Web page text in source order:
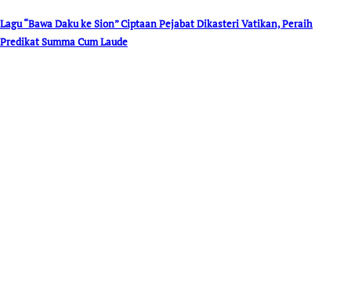
Lagu “Bawa Daku ke Sion” Ciptaan Pejabat Dikasteri Vatikan, Peraih
Predikat Summa Cum Laude